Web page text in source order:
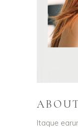
Itaque